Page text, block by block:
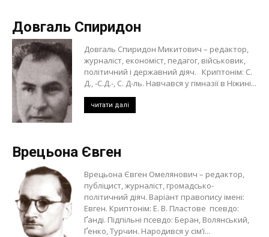
Довгаль Спиридон
Довгаль Спиридон Микитович – редактор,
журналіст, економіст, педагог, військовик,
політичний і державний діяч. Криптонім: С.
Д., -С.Д.-, С. Д-ль. Навчався у гімназії в Ніжині...
читати далі
Врецьона Євген
Врецьона Євген Омелянович – редактор,
публіцист, журналіст, громадсько-
політичний діяч. Варіант правопису імені:
Евген. Криптонім: Е. В. Пластове псевдо:
Ґанді. Підпільні псевдо: Беран, Волянський,
Ґенко, Турчин. Народився у сім’ї...